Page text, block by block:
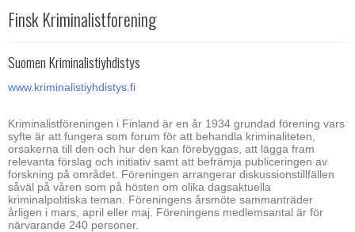
Finsk Kriminalistforening
Suomen Kriminalistiyhdistys
www.kriminalistiyhdistys.fi
Kriminalistföreningen i Finland är en år 1934 grundad förening vars
syfte är att fungera som forum för att behandla kriminaliteten,
orsakerna till den och hur den kan förebyggas, att lägga fram
relevanta förslag och initiativ samt att befrämja publiceringen av
forskning på området. Föreningen arrangerar diskussionstillfällen
såväl på våren som på hösten om olika dagsaktuella
kriminalpolitiska teman. Föreningens årsmöte sammanträder
årligen i mars, april eller maj. Föreningens medlemsantal är för
närvarande 240 personer.